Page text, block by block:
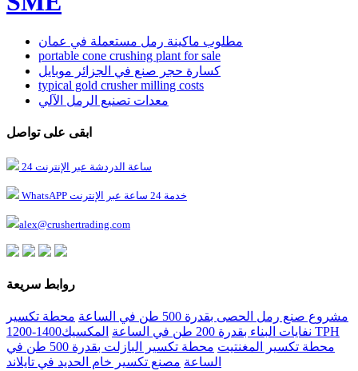
مطلوب ماكينة رمل مستعملة في عمان
portable cone crushing plant for sale
كسارة حجر صنع في الجزائر موبايل
typical gold crusher milling costs
معدات تصنيع الرمل الآلي
ابقى على تواصل
24 ساعة الدردشة عبر الإنترنت
WhatsAPP خدمة 24 ساعة عبر الإنترنت
alex@crushertrading.com
روابط سريعة
مشروع صنع رمل الحصى بقدرة 500 طن في الساعة
محطة تكسير
نفايات البناء بقدرة 200 طن في الساعة
المكسيك1400-1200 TPH
محطة تكسير المغنتيت
محطة تكسير البازلت بقدرة 500 طن في
الساعة مصنع تكسير خام الحديد في تايلاند